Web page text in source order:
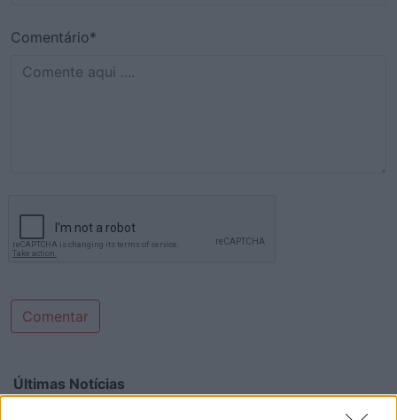
Comentário*
Comentar
Últimas Notícias